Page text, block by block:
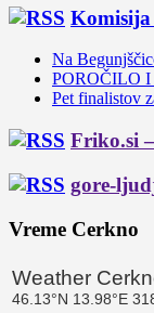
Komisija
Na
POROČILO I
Pet finalistov
Friko.si
gore-
Vreme Cerkno